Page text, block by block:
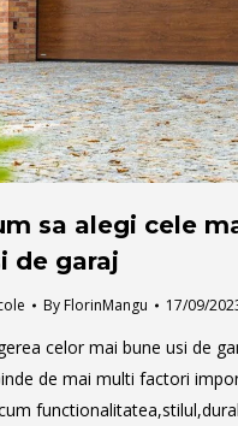
sa alegi cele
de garaj
By FlorinMangu 17/09/
celor mai bune usi de
de mai multi factori